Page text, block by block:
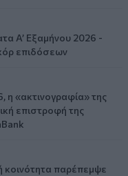
A’ Εξαμήνου 2026 -
επιδόσεων
η «ακτινογραφία» της
επιστροφή της
κοινότητα παρέπεμψε